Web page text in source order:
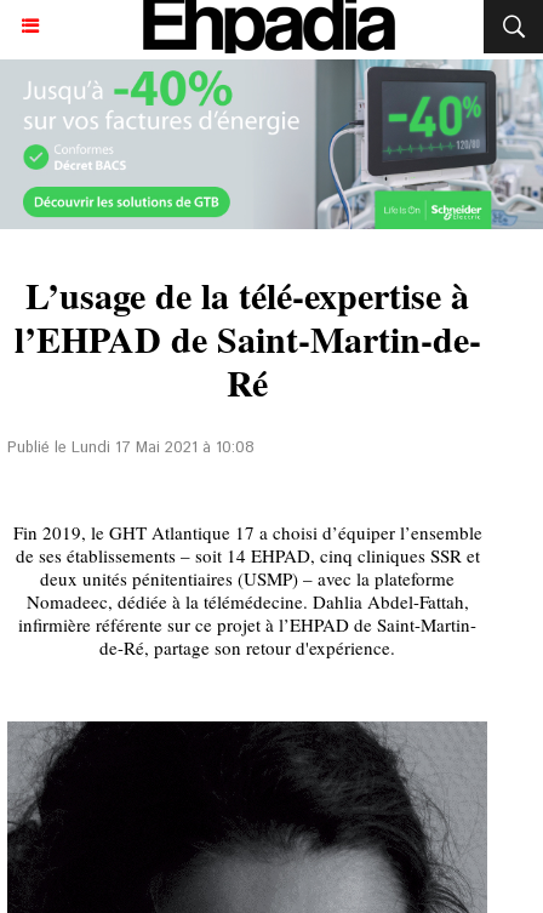
L’usage de la télé-expertise à
l’EHPAD de Saint-Martin-de-
Ré
Publié le Lundi 17 Mai 2021 à 10:08
Fin 2019, le GHT Atlantique 17 a choisi d’équiper l’ensemble
de ses établissements – soit 14 EHPAD, cinq cliniques SSR et
deux unités pénitentiaires (USMP) – avec la plateforme
Nomadeec, dédiée à la télémédecine. Dahlia Abdel-Fattah,
infirmière référente sur ce projet à l’EHPAD de Saint-Martin-
de-Ré, partage son retour d'expérience.